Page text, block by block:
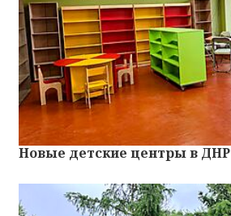
Новые детские центры в ДНР